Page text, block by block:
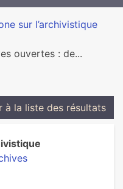
sur l’archivistique
ouvertes : de...
à la liste des résultats